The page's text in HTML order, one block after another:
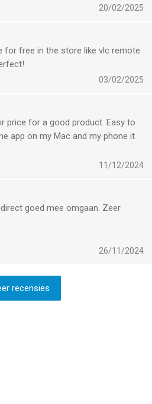
maar een daadwerkelijke
opgegeven.. zelfs als de wifi
zijn dan nog werkt het niet via
Bluetooth en/of directe
mijn tijd en energie.
20/02/2025
for free in the store like vlc remote
03/02/2025
price for a good product. Easy to
app on my Mac and my phone it
and connected with ease.
the past few weeks and I have
11/12/2024
goed mee omgaan. Zeer
26/11/2024
recensies